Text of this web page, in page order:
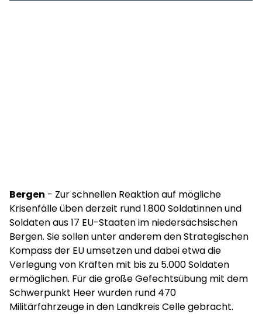
Bergen - Zur schnellen Reaktion auf mögliche
Krisenfälle üben derzeit rund 1.800 Soldatinnen und
Soldaten aus 17 EU-Staaten im niedersächsischen
Bergen. Sie sollen unter anderem den Strategischen
Kompass der EU umsetzen und dabei etwa die
Verlegung von Kräften mit bis zu 5.000 Soldaten
ermöglichen. Für die große Gefechtsübung mit dem
Schwerpunkt Heer wurden rund 470
Militärfahrzeuge in den Landkreis Celle gebracht.